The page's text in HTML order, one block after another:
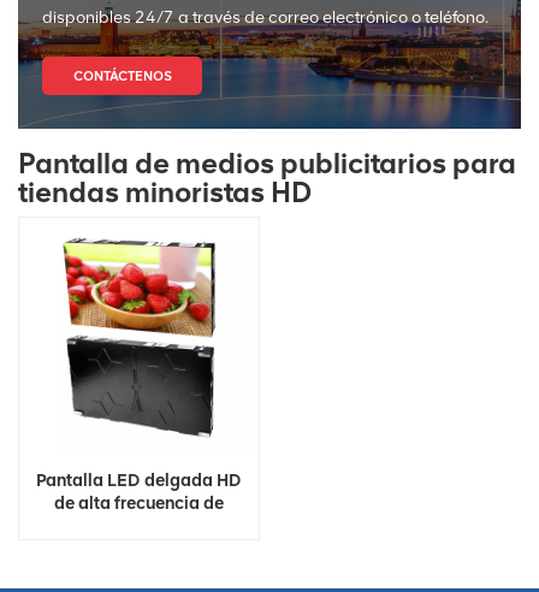
disponibles 24/7 a través de correo electrónico o teléfono.
CONTÁCTENOS
Pantalla de medios publicitarios para
tiendas minoristas HD
Pantalla LED delgada HD
de alta frecuencia de